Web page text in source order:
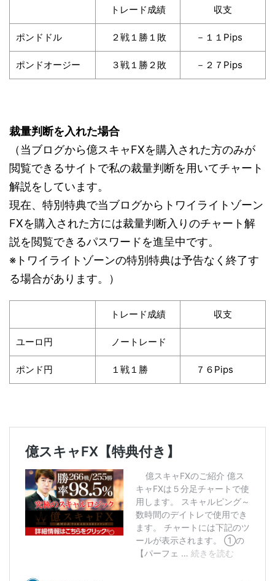
トレード成績 収支
ポンドドル ２戦１勝１敗 －１１Pips
ポンドオージー ３戦１勝２敗 －２７Pips
裁量判断を入れた場合
（当ブログから億スキャFXを購入された方のみが
閲覧できるサイトで私の裁量判断を用いてチャート
解説をしています。
現在、特別特典で当ブログからトワイライトゾーン
FXを購入された方には裁量判断入りのチャート解
説を閲覧できるパスワードを進呈中です。
※トワイライトゾーンの特別特典は予告なく終了す
る場合があります。）
トレード成績 収支
ユーロ円 ノートレード
ポンド円 １戦１勝 ７６Pips